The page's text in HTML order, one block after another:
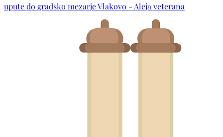
upute do gradsko mezarje Vlakovo - Aleja veterana